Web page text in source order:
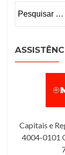
por:
Capitais e
4004-0101